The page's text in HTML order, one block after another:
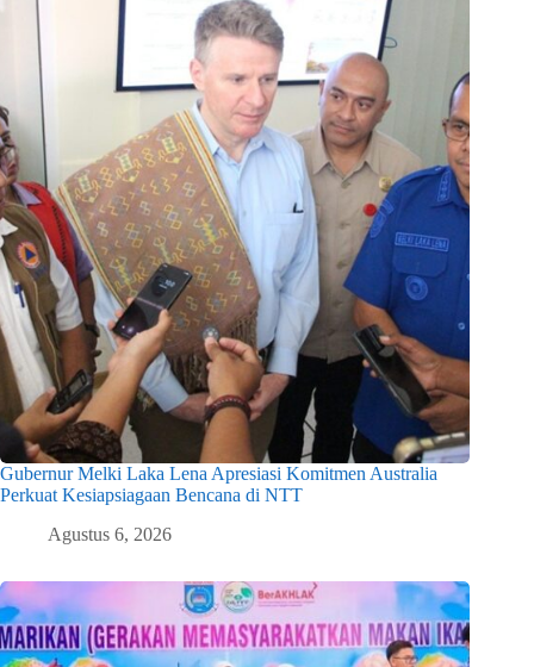
Gubernur Melki Laka Lena Apresiasi Komitmen Australia
Perkuat Kesiapsiagaan Bencana di NTT
Agustus 6, 2026